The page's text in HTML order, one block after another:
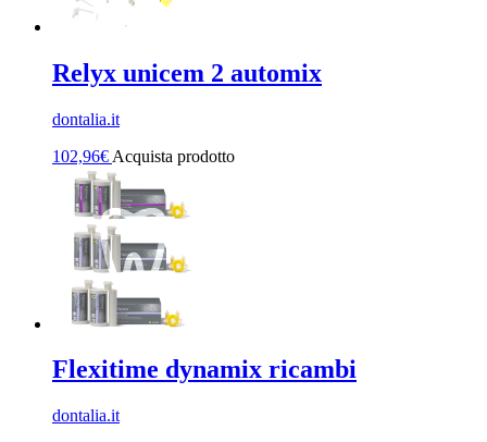
Relyx unicem 2 automix
dontalia.it
102,96€ Acquista prodotto
Flexitime dynamix ricambi
dontalia.it